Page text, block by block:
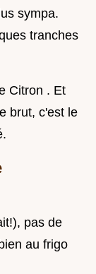
sympa.
tranches
Citron . Et
brut, c'est le
pas de
au frigo